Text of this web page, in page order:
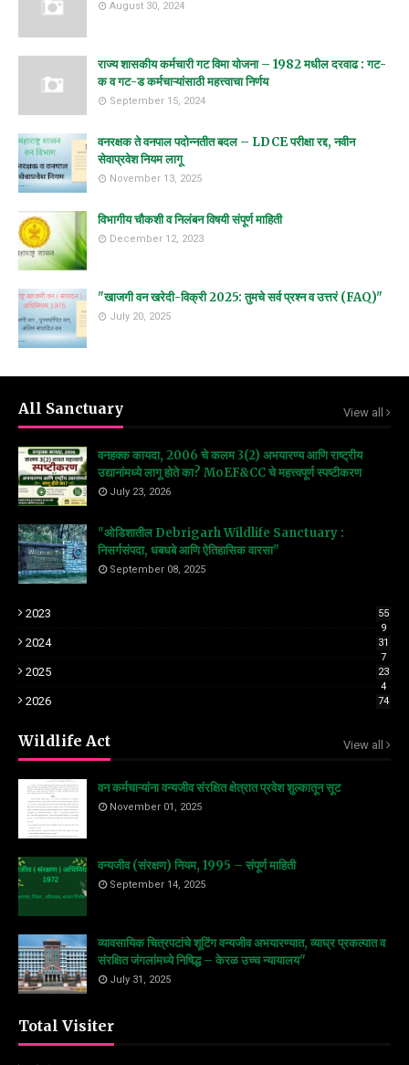
August 30, 2024
राज्य शासकीय कर्मचारी गट विमा योजना – 1982 मधील दरवाढ : गट-
क व गट-ड कर्मचाऱ्यांसाठी महत्त्वाचा निर्णय
September 15, 2024
वनरक्षक ते वनपाल पदोन्नतीत बदल – LDCE परीक्षा रद्द, नवीन
सेवाप्रवेश नियम लागू
November 13, 2025
विभागीय चौकशी व निलंबन विषयी संपूर्ण माहिती
December 12, 2023
"खाजगी वन खरेदी-विक्री 2025: तुमचे सर्व प्रश्न व उत्तरं (FAQ)"
July 20, 2025
All Sanctuary View all
वनहक्क कायदा, 2006 चे कलम 3(2) अभयारण्य आणि राष्ट्रीय
उद्यानांमध्ये लागू होते का? MoEF&CC चे महत्त्वपूर्ण स्पष्टीकरण
July 23, 2026
"ओडिशातील Debrigarh Wildlife Sanctuary :
निसर्गसंपदा, धबधबे आणि ऐतिहासिक वारसा"
September 08, 2025
2023
55
9
2024
31
7
2025
23
4
2026 74
Wildlife Act View all
वन कर्मचाऱ्यांना वन्यजीव संरक्षित क्षेत्रात प्रवेश शुल्कातून सूट
November 01, 2025
वन्यजीव (संरक्षण) नियम, 1995 – संपूर्ण माहिती
September 14, 2025
व्यावसायिक चित्रपटांचे शूटिंग वन्यजीव अभयारण्यात, व्याघ्र प्रकल्पात व
संरक्षित जंगलांमध्ये निषिद्ध – केरळ उच्च न्यायालय"
July 31, 2025
Total Visiter